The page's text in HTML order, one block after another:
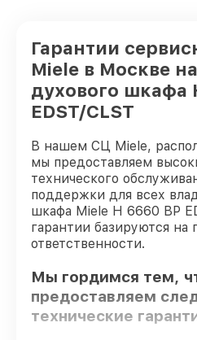
Гарантии
Miele в Москве
духового шкафа
EDST/CLST
В нашем СЦ Miele,
мы предоставляем
технического
поддержки для всех
шкафа Miele H 6660 BP
гарантии базируются на
ответственности.
Мы гордимся тем,
предоставляем
технические